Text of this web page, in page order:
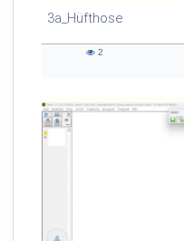
3a_Hüfthose
12:57 duration
2